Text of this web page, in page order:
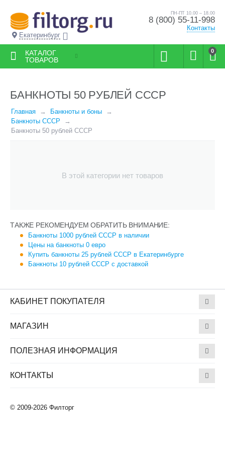
Екатеринбург
ПН-ПТ 10.00 – 18.00
8 (800) 55-11-998
Контакты
0
КАТАЛОГ
ТОВАРОВ
БАНКНОТЫ 50 РУБЛЕЙ СССР
Главная
Банкноты и боны
Банкноты СССР
Банкноты 50 рублей СССР
В этой категории нет товаров
ТАКЖЕ РЕКОМЕНДУЕМ ОБРАТИТЬ ВНИМАНИЕ:
Банкноты 1000 рублей СССР в наличии
Цены на банкноты 0 евро
Купить банкноты 25 рублей СССР в Екатеринбурге
Банкноты 10 рублей СССР с доставкой
КАБИНЕТ ПОКУПАТЕЛЯ
МАГАЗИН
ПОЛЕЗНАЯ ИНФОРМАЦИЯ
КОНТАКТЫ
© 2009-2026 Филторг